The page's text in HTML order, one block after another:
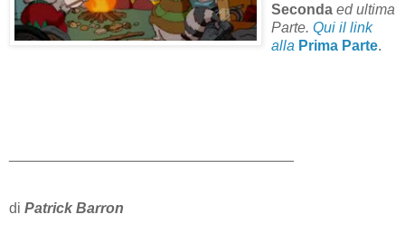
Seconda ed ultima
Parte. Qui il link
alla Prima Parte.
di Patrick Barron